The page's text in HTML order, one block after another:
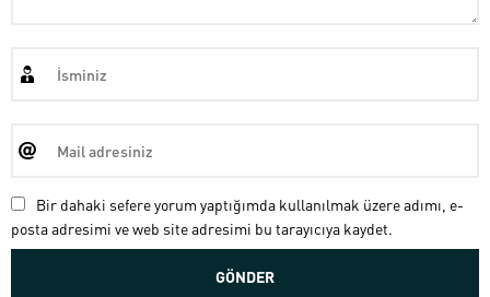
Bir dahaki sefere yorum yaptığımda kullanılmak üzere adımı, e-
posta adresimi ve web site adresimi bu tarayıcıya kaydet.